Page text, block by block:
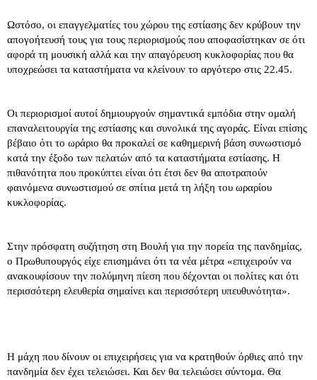
Ωστόσο, οι επαγγελματίες του χώρου της εστίασης δεν κρύβουν την
απογοήτευσή τους για τους περιορισμούς που αποφασίστηκαν σε ότι
αφορά τη μουσική αλλά και την απαγόρευση κυκλοφορίας που θα
υποχρεώσει τα καταστήματα να κλείνουν το αργότερο στις 22.45.
Οι περιορισμοί αυτοί δημιουργούν σημαντικά εμπόδια στην ομαλή
επαναλειτουργία της εστίασης και συνολικά της αγοράς. Είναι επίσης
βέβαιο ότι το ωράριο θα προκαλεί σε καθημερινή βάση συνωστισμό
κατά την έξοδο των πελατών από τα καταστήματα εστίασης. Η
πιθανότητα που προκύπτει είναι ότι έτσι δεν θα αποτραπούν
φαινόμενα συνωστισμού σε σπίτια μετά τη λήξη του ωραρίου
κυκλοφορίας.
Στην πρόσφατη συζήτηση στη Βουλή για την πορεία της πανδημίας,
ο Πρωθυπουργός είχε επισημάνει ότι τα νέα μέτρα «επιχειρούν να
ανακουφίσουν την πολύμηνη πίεση που δέχονται οι πολίτες και ότι
περισσότερη ελευθερία σημαίνει και περισσότερη υπευθυνότητα».
Η μάχη που δίνουν οι επιχειρήσεις για να κρατηθούν όρθιες από την
πανδημία δεν έχει τελειώσει. Και δεν θα τελειώσει σύντομα. Θα